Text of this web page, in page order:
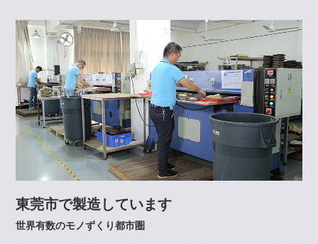
東莞市で製造しています
世界有数のモノずくり都市圏